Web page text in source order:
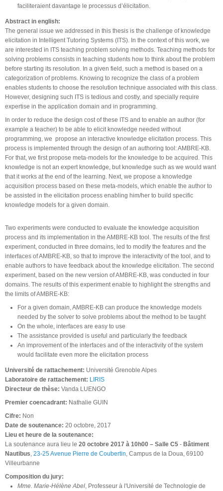
faciliteraient davantage le processus d’élicitation.
Abstract in english:
The general issue we addressed in this thesis is the challenge of knowledge
elicitation in Intelligent Tutoring Systems (ITS). In the context of this work, we
are interested in ITS teaching problem solving methods. Teaching methods for
solving problems consists in teaching students how to think about the problem
before starting its resolution. In a given field, such a method is based on a
categorization of problems. Knowing to recognize the class of a problem
enables students to choose the resolution technique associated with this class.
However, designing such ITS is tedious and costly, and specially require
expertise in the application domain and in programming.
In order to reduce the design cost of these ITS and to enable an author (for
example a teacher) to be able to elicit knowledge needed without
programming, we propose an interactive knowledge elicitation process. This
process is implemented through the design of an authoring tool: AMBRE-KB.
For that, we first propose meta-models for the knowledge to be acquired. This
knowledge is not an expert knowledge, but knowledge such as we would want
that it works at the end of the learning. Next, we propose a knowledge
acquisition process based on these meta-models, which enable the author to
be assisted in the elicitation process enabling him/her to build specific
knowledge models for a given domain.
Two experiments were conducted to evaluate the knowledge acquisition
process and its implementation in the AMBRE-KB tool. The results of the first
experiment, conducted in three domains, led to modify the features and the
interfaces of AMBRE-KB, so that to improve the interactivity of the tool, and to
enable authors to have feedback about the knowledge elicitation. The second
experiment, based on the new version of AMBRE-KB, was conducted in four
domains. The results of this experiment enable to highlight the strengths and
the limits of AMBRE-KB:
For a given domain, AMBRE-KB can produce the knowledge models
needed by the solver to solve problems about the method to be taught
On the whole, interfaces are easy to use
The assistance provided is useful and particularly the feedback
An improvement of the interfaces and of the interactivity of the system
would facilitate even more the elicitation process​
Université de rattachement: Université Grenoble Alpes
Laboratoire de rattachement: LIRIS
Directeur de thèse: Vanda LUENGO
Premier coencadrant: Nathalie GUIN
Cifre: Non
Date de soutenance: 20 octobre, 2017
Lieu et heure de la soutenance:
La soutenance aura lieu le 20 octobre 2017 à 10h00 – Salle C5 - Bâtiment
Nautibus, 23-25 Avenue Pierre de Coubertin, Campus de la Doua, 69100
Villeurbanne
Composition du jury:
Mme. Marie-Hélène Abel, Professeur à l'Université de Technologie de